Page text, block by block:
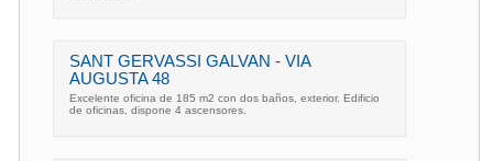
SANT GERVASSI GALVAN - VIA
AUGUSTA 48
Excelente oficina de 185 m2 con dos baños, exterior. Edificio
de oficinas, dispone 4 ascensores.